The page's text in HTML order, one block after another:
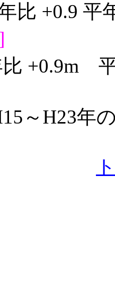
+0.9 平年
+0.9m
～H23年